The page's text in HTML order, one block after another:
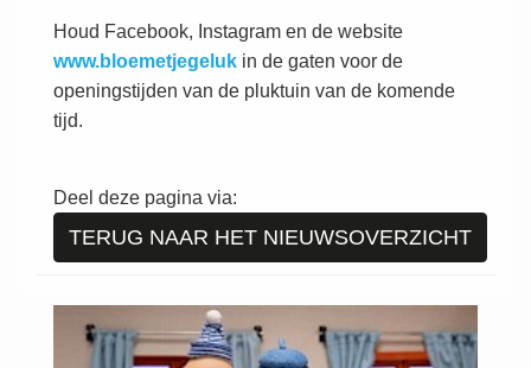
Houd Facebook, Instagram en de website
www.bloemetjegeluk in de gaten voor de
openingstijden van de pluktuin van de komende
tijd.
Deel deze pagina via:
TERUG NAAR HET NIEUWSOVERZICHT